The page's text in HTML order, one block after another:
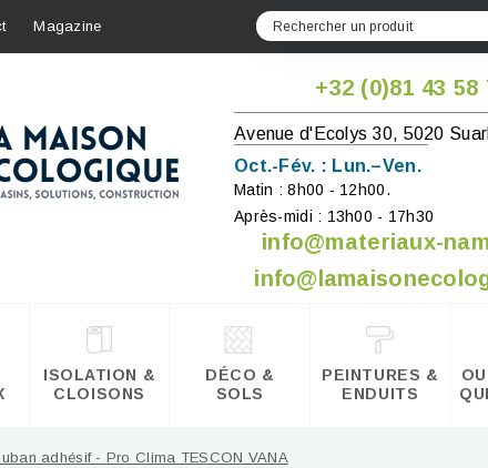
Magazine
+32 (0)81 43 58
Avenue d'Ecolys 30, 5020
Oct.-Fév. : Lun.–Ven.
Matin : 8h00 - 12h00.
Après-midi : 13h00 - 17h30
info@materiaux-
ISOLATION &
CLOISONS
DÉCO &
SOLS
PEINTURES &
ENDUITS
adhésif - Pro Clima TESCON VANA